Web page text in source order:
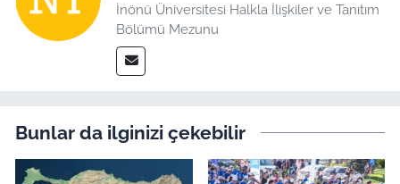
İnönü Üniversitesi Halkla İlişkiler ve Tanıtım
Bölümü Mezunu
Bunlar da ilginizi çekebilir